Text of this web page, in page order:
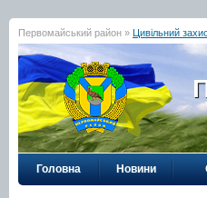
Первомайський район » Цивільний
Головна Новини